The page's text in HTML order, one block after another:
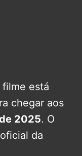
está
chegar aos
2025. O
da